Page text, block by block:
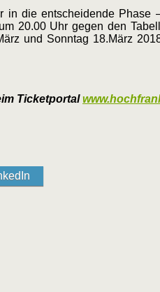
in die entscheidende
20.00 Uhr gegen den
und Sonntag 18.März
Ticketportal